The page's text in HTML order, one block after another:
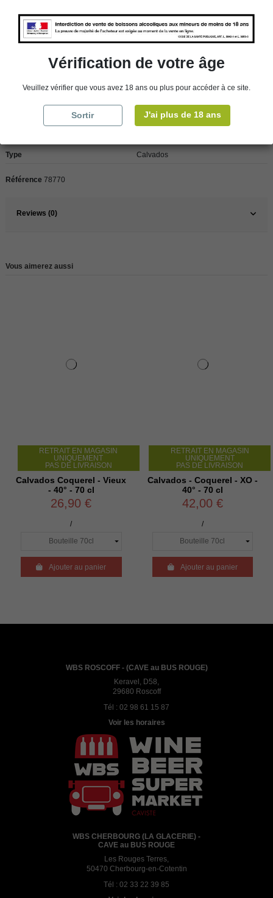
Les commandes sont uniquement livrées en France métropolitaine. Pour les
clients de l’étranger, retrait sur place dans nos magasins de ROSCOFF ou
CHERBOURG.
Type Calvados
Référence 78770
Reviews (0)
Vous aimerez aussi
RETRAIT EN MAGASIN
UNIQUEMENT
PAS DE LIVRAISON
Calvados Coquerel - Vieux
- 40° - 70 cl
26,90 €
/
Ajouter au panier
RETRAIT EN MAGASIN
UNIQUEMENT
PAS DE LIVRAISON
Calvados - Coquerel - XO -
40° - 70 cl
42,00 €
/
Ajouter au panier
WBS ROSCOFF - (CAVE au BUS ROUGE)
Keravel, D58,
29680 Roscoff
Tél : 02 98 61 15 87
Voir les horaires
WBS CHERBOURG (LA GLACERIE) -
CAVE au BUS ROUGE
Les Rouges Terres,
50470 Cherbourg-en-Cotentin
Tél : 02 33 22 39 85
Vérification de votre âge
Veuillez vérifier que vous avez 18 ans ou plus pour accéder à ce site.
Sortir J'ai plus de 18 ans